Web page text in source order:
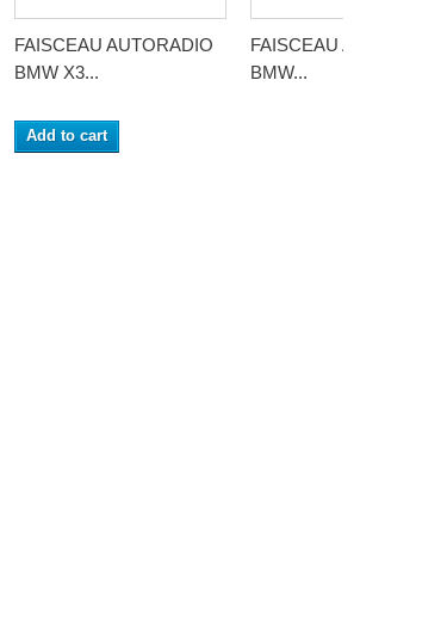
FAISCEAU AUTORADIO
BMW X3...
Add to cart
FAISCEAU
BMW...